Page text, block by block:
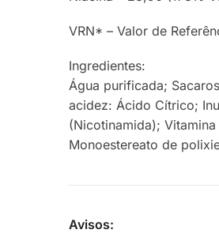
VRN* – Valor de
Ingredientes:
Água purificada;
acidez: Ácido Cítrico;
(Nicotinamida);
Monoestereato de
Avisos: